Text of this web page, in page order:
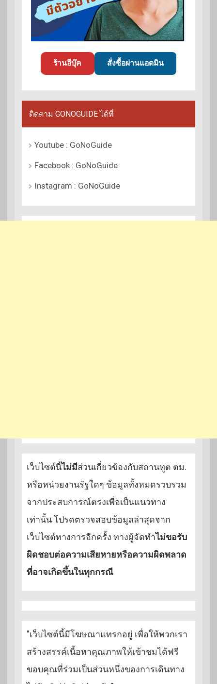
ร้านอีบุ๊ค สั่งซื้อผ่านแอดมิน
ติดตาม GONOGUIDE ได้ที่
Youtube : GoNoGuide
Facebook : GoNoGuide
Instagram : GoNoGuide
เว็บไซต์นี้ไม่มีส่วนเกี่ยวข้องกับสถานทูต ตม.
หรือหน่วยงานรัฐใดๆ ข้อมูลทั้งหมดรวบรวม
จากประสบการณ์ตรงเพื่อเป็นแนวทาง
เท่านั้น โปรดตรวจสอบข้อมูลล่าสุดจาก
เว็บไซต์ทางการอีกครั้ง ทางผู้จัดทำไม่ขอรับ
ผิดชอบต่อความเสียหายหรือความผิดพลาด
ที่อาจเกิดขึ้นในทุกกรณี
"เว็บไซต์นี้มีโฆษณาแทรกอยู่ เพื่อให้พวกเรา
สร้างสรรค์เนื้อหาคุณภาพให้เข้าชมได้ฟรี
ขอบคุณที่ร่วมเป็นส่วนหนึ่งของการเดินทาง